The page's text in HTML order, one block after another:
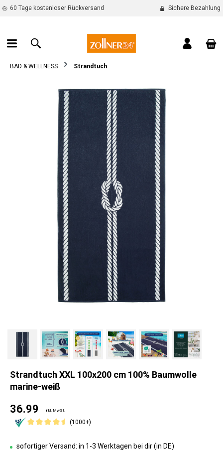
springen
60 Tage kostenloser Rückversand Sichere Bezahlung
BAD & WELLNESS Strandtuch
Bildergalerie überspringen
Strandtuch XXL 100x200 cm 100% Baumwolle
marine-weiß
36.99 inkl. MwSt.
(1000+)
sofortiger Versand: in 1-3 Werktagen bei dir (in DE)